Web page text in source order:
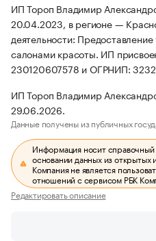
ИП Тороп Владимир
20.04.2023, в регионе —
деятельности:
салонами красоты. ИП
230120607578 и ОГРНИП:
ИП Тороп Владимир
29.06.2026.
Данные получены из публичных
Информация носит справочный
основании данных из открытых
Компания не является
отношений с сервисом РБК
Редактировать описание